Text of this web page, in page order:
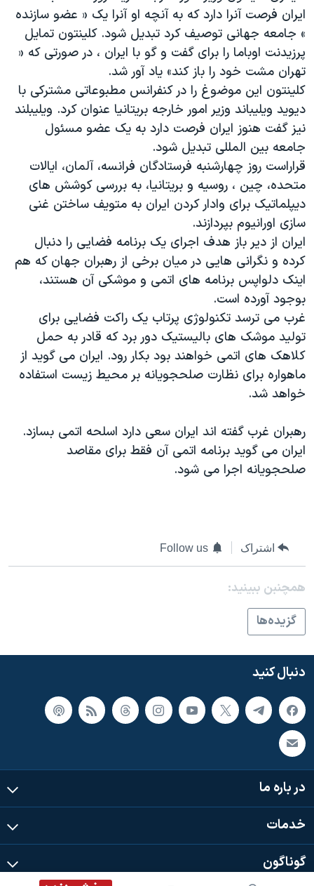
صفحه‌های ویژه
سفر پرزیدنت ترامپ به چین
ایران فرصت آنرا دارد که به آنچه او آنرا یک « عضو سازنده
» جامعه جهانی توصیف کرد تبدیل شود. کلینتون تمایل
پرزیدنت اوباما را برای گفت و گو با ایران ، در صورتی که «
تهران مشت خود را باز کند» یاد آور شد.
کلینتون این موضوغ را در کنفرانس مطبوعاتی مشترکی با
دیوید ویلیباند وزیر امور خارجه بریتانیا عنوان کرد. ویلیبلند
نیز گفت هنوز ایران فرصت دارد به یک عضو مسئول
جامعه بین المللی تبدیل شود.
قراراست روز چهارشنبه فرستادگان فرانسه، آلمان، ایالات
متحده، چین ، روسیه و بریتانیا، به بررسی کوشش های
دیپلماتیک برای وادار کردن ایران به متویف ساختن غنی
سازی اورانیوم بپردازند.
ایران از دیر باز هدف اجرای یک برنامه فضایی را دنبال
کرده و نگرانی هایی در میان برخی از رهبران جهان که هم
اینک دلواپس برنامه های اتمی و موشکی آن هستند،
بوجود آورده است.
غرب می ترسد تکنولوژی پرتاب یک راکت فضایی برای
تولید موشک های بالیستیک دور برد که قادر به حمل
کلاهک های اتمی خواهند بود بکار رود. ایران می گوید از
ماهواره برای نظارت صلحجویانه بر محیط زیست استفاده
خواهد شد.
رهبران غرب گفته اند ایران سعی دارد اسلحه اتمی بسازد.
ایران می گوید برنامه اتمی آن فقط برای مقاصد
صلحجویانه اجرا می شود.
اشتراک Follow us
همچنبن ببینید:
گزيده‌ها
دنبال کنید
در باره ما
خدمات
گوناگون